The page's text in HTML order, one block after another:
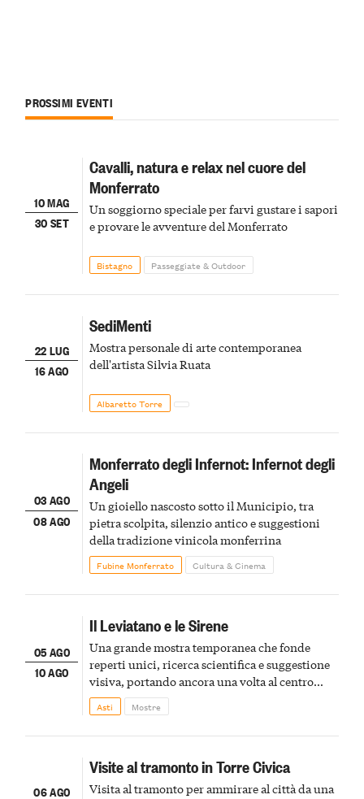
PROSSIMI EVENTI
10 MAG
30 SET
Cavalli, natura e relax nel cuore del
Monferrato
Un soggiorno speciale per farvi gustare i sapori
e provare le avventure del Monferrato
Bistagno Passeggiate & Outdoor
22 LUG
16 AGO
SediMenti
Mostra personale di arte contemporanea
dell'artista Silvia Ruata
Albaretto Torre
03 AGO
08 AGO
Monferrato degli Infernot: Infernot degli
Angeli
Un gioiello nascosto sotto il Municipio, tra
pietra scolpita, silenzio antico e suggestioni
della tradizione vinicola monferrina
Fubine Monferrato Cultura & Cinema
05 AGO
10 AGO
Il Leviatano e le Sirene
Una grande mostra temporanea che fonde
reperti unici, ricerca scientifica e suggestione
visiva, portando ancora una volta al centro
della scena le meraviglie del passato astigiano
Asti Mostre
06 AGO
Visite al tramonto in Torre Civica
Visita al tramonto per ammirare al città da una